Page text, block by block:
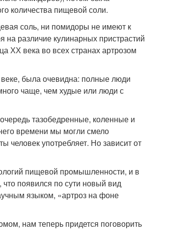
количества пищевой соли.
соль, ни помидоры не имеют к
на различие кулинарных пристрастий
ХХ века во всех странах артрозом
была очевидна: полные люди
чаще, чем худые или люди с
тазобедренные, коленные и
времени мы могли смело
человек употребляет. Но зависит от
пищевой промышленности, и в
появился по сути новый вид
языком, «артроз на фоне
нам теперь придется поговорить